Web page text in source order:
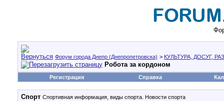
Форум города Днепр (Днепропетровска) > КУЛЬТУРА, ДОСУГ,
Робота за кордоном
Регистрация Справка
Спорт Спортивная информация, виды спорта. Новости спорта